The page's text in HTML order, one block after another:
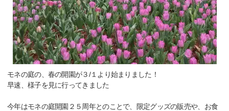
モネの庭の、春の開園が３/１より始まりました！
早速、様子を見に行ってきました
今年はモネの庭開園２５周年とのことで、限定グッズの販売や、お食